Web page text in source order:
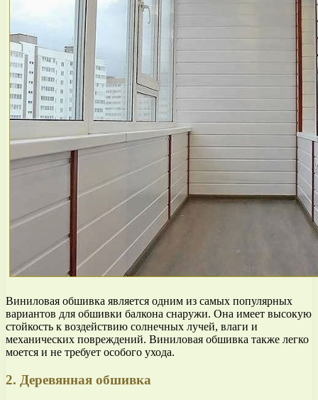
Виниловая обшивка является одним из самых популярных
вариантов для обшивки балкона снаружи. Она имеет высокую
стойкость к воздействию солнечных лучей, влаги и
механических повреждений. Виниловая обшивка также легко
моется и не требует особого ухода.
2. Деревянная обшивка